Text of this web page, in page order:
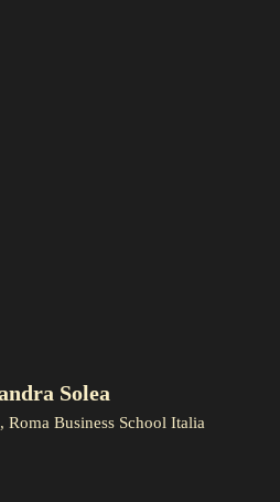
Solea
Roma Business School Italia